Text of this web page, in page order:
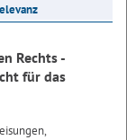
Rechts -
für das